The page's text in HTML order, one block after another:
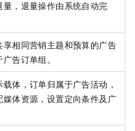
量，退量操作由系统自动完
享相同营销主题和预算的广告
告订单组。
体，订单归属于广告活动，
媒体资源，设置定向条件及广